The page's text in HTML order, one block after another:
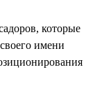
которые
имени